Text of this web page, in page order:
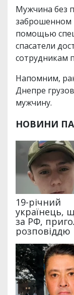
Мужчина без
заброшенном
помощью
спасатели
сотрудникам
Напомним,
Днепре
мужчину.